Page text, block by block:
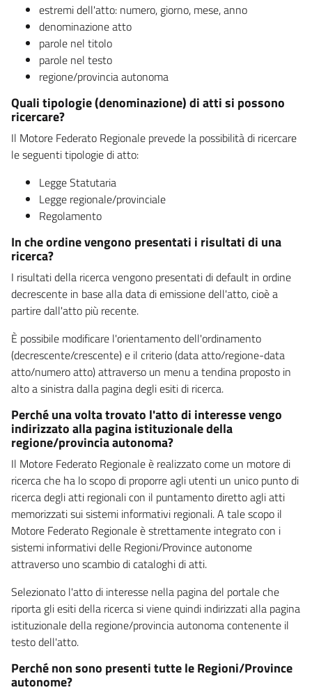
estremi dell'atto: numero, giorno, mese, anno
denominazione atto
parole nel titolo
parole nel testo
regione/provincia autonoma
Quali tipologie (denominazione) di atti si possono
ricercare?
Il Motore Federato Regionale prevede la possibilità di ricercare
le seguenti tipologie di atto:
Legge Statutaria
Legge regionale/provinciale
Regolamento
In che ordine vengono presentati i risultati di una
ricerca?
I risultati della ricerca vengono presentati di default in ordine
decrescente in base alla data di emissione dell'atto, cioè a
partire dall'atto più recente.
È possibile modificare l'orientamento dell'ordinamento
(decrescente/crescente) e il criterio (data atto/regione-data
atto/numero atto) attraverso un menu a tendina proposto in
alto a sinistra dalla pagina degli esiti di ricerca.
Perché una volta trovato l'atto di interesse vengo
indirizzato alla pagina istituzionale della
regione/provincia autonoma?
Il Motore Federato Regionale è realizzato come un motore di
ricerca che ha lo scopo di proporre agli utenti un unico punto di
ricerca degli atti regionali con il puntamento diretto agli atti
memorizzati sui sistemi informativi regionali. A tale scopo il
Motore Federato Regionale è strettamente integrato con i
sistemi informativi delle Regioni/Province autonome
attraverso uno scambio di cataloghi di atti.
Selezionato l'atto di interesse nella pagina del portale che
riporta gli esiti della ricerca si viene quindi indirizzati alla pagina
istituzionale della regione/provincia autonoma contenente il
testo dell'atto.
Perché non sono presenti tutte le Regioni/Province
autonome?